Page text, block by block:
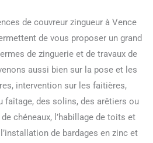
de couvreur zingueur à Vence
de vous proposer un grand
de zinguerie et de travaux de
aussi bien sur la pose et les
intervention sur les faitières,
faîtage, des solins, des arêtiers ou
chéneaux, l’habillage de toits et
de bardages en zinc et